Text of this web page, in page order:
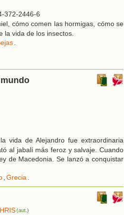
372-2446-6
cómo comen las hormigas, cómo se
la vida de los insectos.
vida de Alejandro fue extraordinaria
al jabalí más feroz y salvaje. Cuando
de Macedonia. Se lanzó a conquistar
,Grecia.
(aut.)